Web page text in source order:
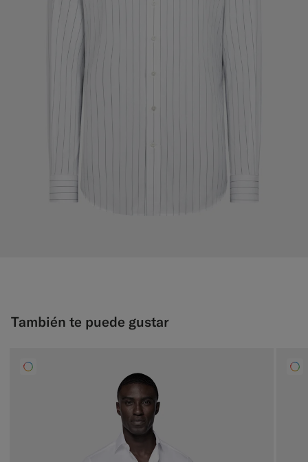
También te puede gustar